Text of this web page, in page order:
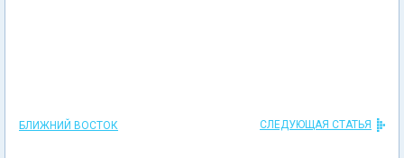
БЛИЖНИЙ ВОСТОК СЛЕДУЮЩАЯ СТАТЬЯ